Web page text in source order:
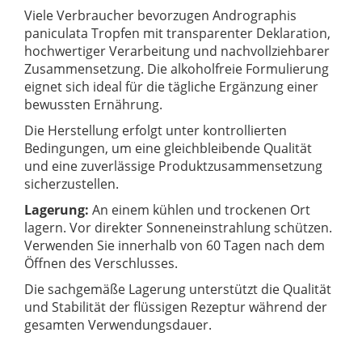
Viele Verbraucher bevorzugen Andrographis
paniculata Tropfen mit transparenter Deklaration,
hochwertiger Verarbeitung und nachvollziehbarer
Zusammensetzung. Die alkoholfreie Formulierung
eignet sich ideal für die tägliche Ergänzung einer
bewussten Ernährung.
Die Herstellung erfolgt unter kontrollierten
Bedingungen, um eine gleichbleibende Qualität
und eine zuverlässige Produktzusammensetzung
sicherzustellen.
Lagerung: An einem kühlen und trockenen Ort
lagern. Vor direkter Sonneneinstrahlung schützen.
Verwenden Sie innerhalb von 60 Tagen nach dem
Öffnen des Verschlusses.
Die sachgemäße Lagerung unterstützt die Qualität
und Stabilität der flüssigen Rezeptur während der
gesamten Verwendungsdauer.